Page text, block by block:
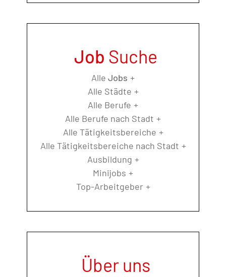
Job Suche
Alle Jobs
Alle Städte
Alle Berufe
Alle Berufe nach Stadt
Alle Tätigkeitsbereiche
Alle Tätigkeitsbereiche nach Stadt
Ausbildung
Minijobs
Top-Arbeitgeber
Über uns